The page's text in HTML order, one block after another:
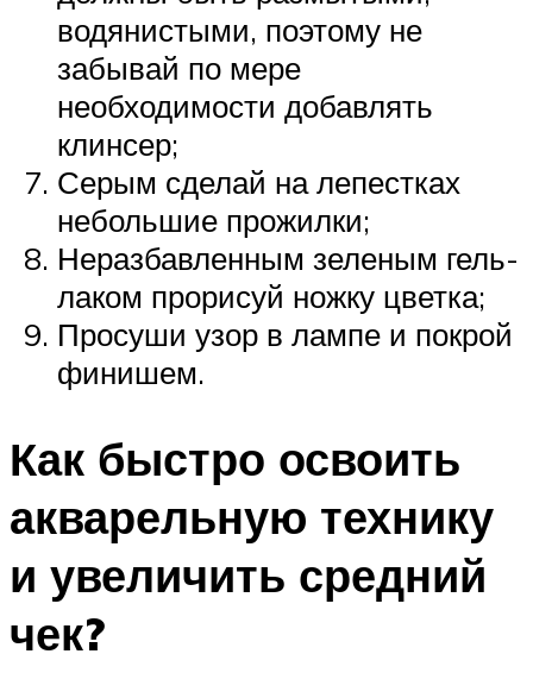
водянистыми, поэтому не
забывай по мере
необходимости добавлять
клинсер;
Серым сделай на лепестках
небольшие прожилки;
Неразбавленным зеленым гель-
лаком прорисуй ножку цветка;
Просуши узор в лампе и покрой
финишем.
Как быстро освоить
акварельную технику
и увеличить средний
чек?